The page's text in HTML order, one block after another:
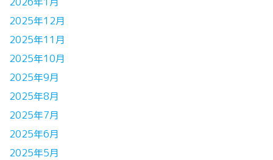
2025年12月
2025年11月
2025年10月
2025年9月
2025年8月
2025年7月
2025年6月
2025年5月